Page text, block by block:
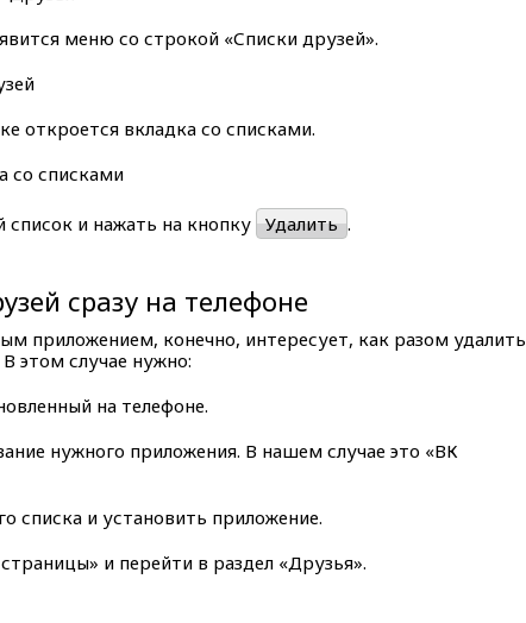
меню со строкой «Списки друзей».
откроется вкладка со списками.
и нажать на кнопку Удалить .
сразу на телефоне
приложением, конечно, интересует, как разом удалить
этом случае нужно:
на телефоне.
нужного приложения. В нашем случае это «ВК
списка и установить приложение.
и перейти в раздел «Друзья».